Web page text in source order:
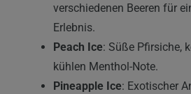
verschiedenen Beeren für
Erlebnis.
Peach Ice: Süße Pfirsiche,
kühlen Menthol-Note.
Pineapple Ice: Exotischer